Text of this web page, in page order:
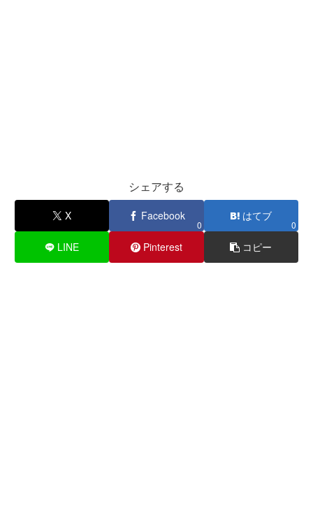
シェアする
X Facebook
0
はてブ
0
LINE Pinterest コピー